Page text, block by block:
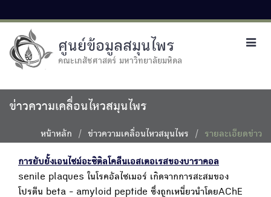
ศูนย์ข้อมูลสมุนไพร
คณะเภสัชศาสตร์ มหาวิทยาลัยมหิดล
ข่าวความเคลื่อนไหวสมุนไพร
หน้าหลัก ข่าวความเคลื่อนไหวสมุนไพร รายละเอียดข่าว
การยับยั้งเอนไซม์อะซิติลโคลีนเอสเตอเรสของบาราคอล
senile plaques ในโรคอัลไซเมอร์ เกิดจากการสะสมของ
โปรตีน beta - amyloid peptide ซึ่งถูกเหนี่ยวนำโดยAChE